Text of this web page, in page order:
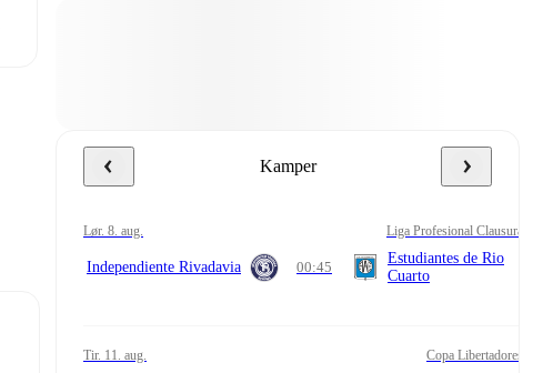
Kamper
lør. 8. aug. Liga Profesional Clausura
Independiente Rivadavia 00:45
Estudiantes de Rio
Cuarto
tir. 11. aug. Copa Libertadores